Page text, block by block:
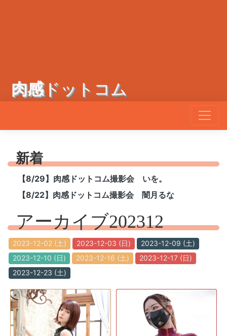
肉感ドットコム
新着
【8/29】肉感ドットコム撮影会 いを。
【8/22】肉感ドットコム撮影会 闇月るな
アーカイブ202312
2023-12-02 (土) 2023-12-03 (日)
2023-12-09 (土)
2023-12-10 (日)
2023-12-16 (土)
2023-12-17 (日)
2023-12-23 (土)